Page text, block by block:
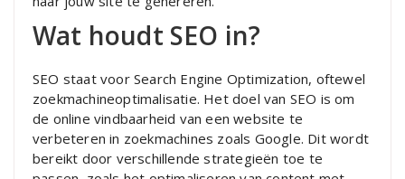
Wat houdt SEO in?
SEO staat voor Search Engine Optimization, oftewel
zoekmachineoptimalisatie. Het doel van SEO is om
de online vindbaarheid van een website te
verbeteren in zoekmachines zoals Google. Dit wordt
bereikt door verschillende strategieën toe te